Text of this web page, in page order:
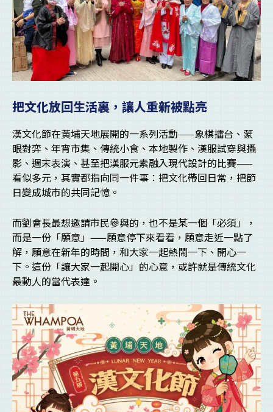
把文化放回生活裏，讓人重新被點亮
漢文化節在黃埔天地展開的一系列活動——象棋擂台、蒙
眼對弈、年宵市集、傳統小食、本地製作、漢服試穿與攝
影、週末表演、甚至把漢服元素融入現代設計的比賽——
看似多元，其實都指向同一件事：把文化帶回日常，把節
日變成城市的共同記憶。
而劉會長最想邀請市民參與的，也不是某一個「必須」，
而是一份「願意」——願意停下來看看，願意走近一點了
解，願意在新年的時間，和大家一起熱鬧一下、開心一
下。這份「讓大家一起開心」的心意，或許就是傳統文化
最動人的當代表達。